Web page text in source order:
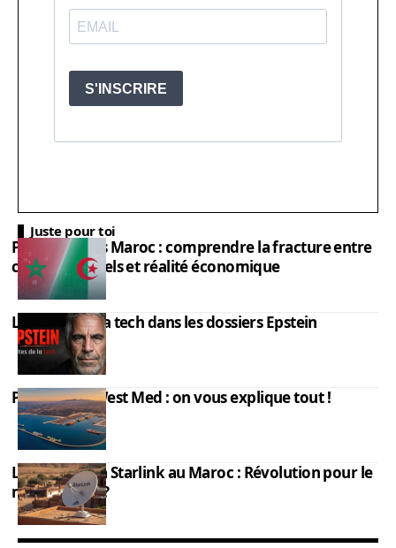
Juste pour toi
PIB Algérie vs Maroc : comprendre la fracture entre
chiffres officiels et réalité économique
Les élites de la tech dans les dossiers Epstein
Port Nador West Med : on vous explique tout !
L’impact de la Starlink au Maroc : Révolution pour le
monde rural ?